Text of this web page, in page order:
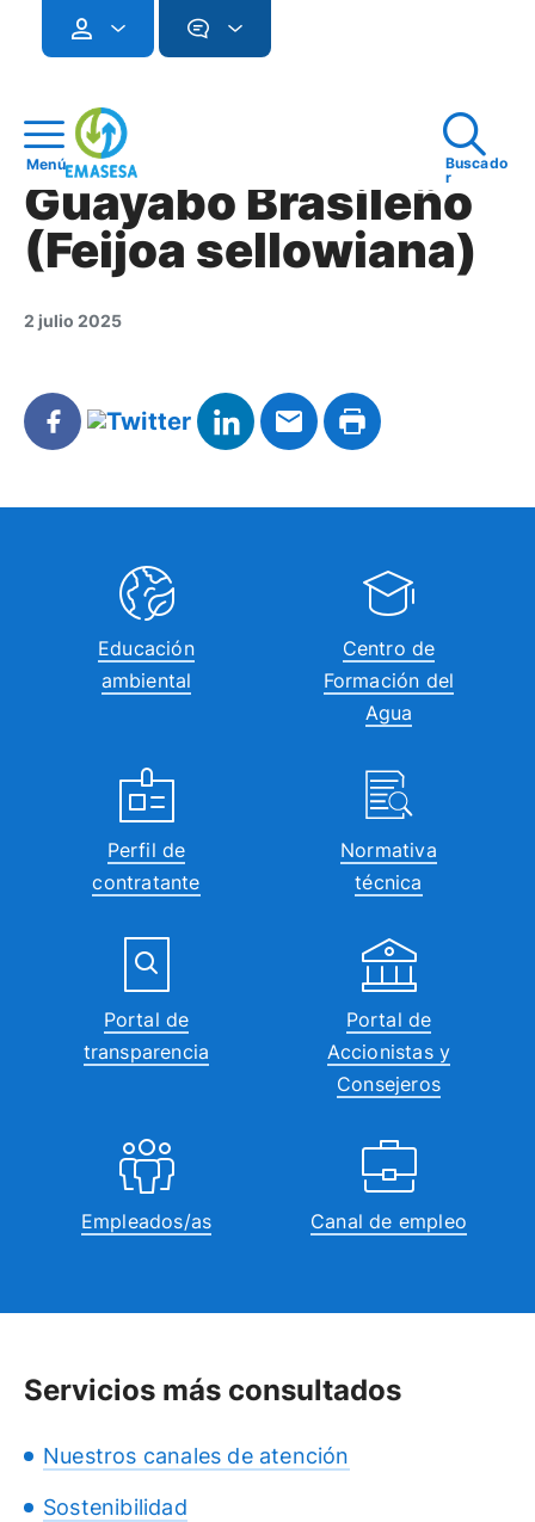
Menú
Buscado
r
Guayabo Brasileño
(Feijoa sellowiana)
2 julio 2025
Educación
ambiental
Centro de
Formación del
Agua
Perfil de
contratante
Normativa
técnica
Portal de
transparencia
Portal de
Accionistas y
Consejeros
Empleados/as Canal de empleo
Servicios más consultados
Nuestros canales de atención
Sostenibilidad